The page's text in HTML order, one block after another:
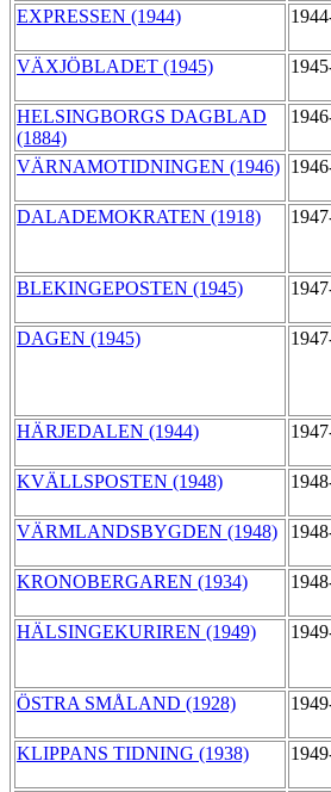
EXPRESSEN (1944)
VÄXJÖBLADET (1945)
HELSINGBORGS DAGBLAD
(1884)
VÄRNAMOTIDNINGEN (1946)
DALADEMOKRATEN (1918)
BLEKINGEPOSTEN (1945)
DAGEN (1945)
HÄRJEDALEN (1944)
KVÄLLSPOSTEN (1948)
VÄRMLANDSBYGDEN (1948)
KRONOBERGAREN (1934)
HÄLSINGEKURIREN (1949)
ÖSTRA SMÅLAND (1928)
KLIPPANS TIDNING (1938)